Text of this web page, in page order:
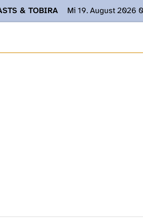
& TOBIRA
Mi 19. August 2026
nicht zur Verfügung stehen. Kontakt: